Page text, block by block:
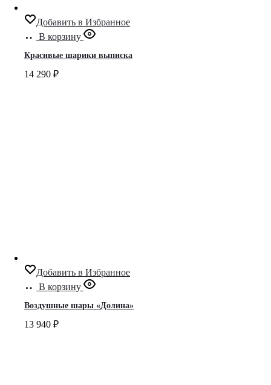
Добавить в Избранное
В корзину
Красивые шарики выписка
14 290 ₽
Добавить в Избранное
В корзину
Воздушные шары «Долина»
13 940 ₽